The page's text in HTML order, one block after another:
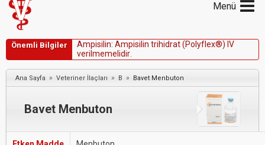
Menü
Önemli Bilgiler Ampisi in: Ampisi in trihidrat(Po yfex®) V
veri meme idir
Ana Sayfa » Veteriner İlaçları » B » Bavet Menbuton
Bavet Menbuton